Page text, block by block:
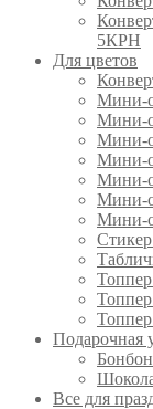
5КРН
Для цветов
Мини-
Мини-
Мини-
Мини-
Мини-
Мини-
Мини-
Подарочная
Все для